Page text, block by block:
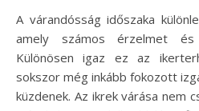
A várandósság időszaka különleges és izgalmas élmény,
amely számos érzelmet
Különösen igaz ez az
sokszor még inkább fokozott
küzdenek. Az ikrek várása nem